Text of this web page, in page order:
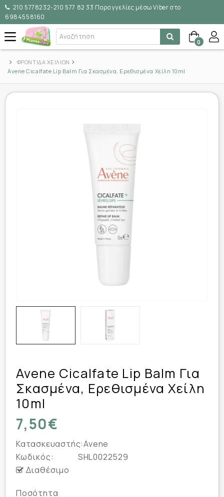
210 5778232-210 577 82 33 Παραγγελίες μέσω Viber στο
6984558160
0
ΦΡΟΝΤΙΔΑ ΧΕΙΛΙΩΝ
Avene Cicalfate Lip Balm Για Σκασμένα, Ερεθισμένα Χείλη 10ml
Avene Cicalfate Lip Balm Για
Σκασμένα, Ερεθισμένα Χείλη
10ml
7,50€
Κατασκευαστής:Avene
Κωδικός:
SHL0022529
Διαθέσιμο
Ποσότητα